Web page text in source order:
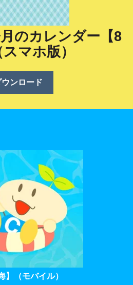
のカレンダー【8
マホ版）
ウンロード
】（モバイル）